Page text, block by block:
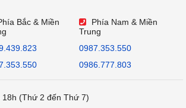
Bắc & Miền
Phía Nam & Miền
Trung
0987.353.550
0986.777.803
18h (Thứ 2 đến Thứ 7)